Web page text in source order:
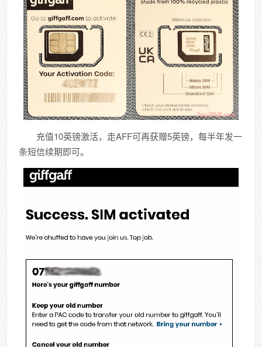
充值10英镑激活，走AFF可再获赠5英镑，每半年发一
条短信续期即可。